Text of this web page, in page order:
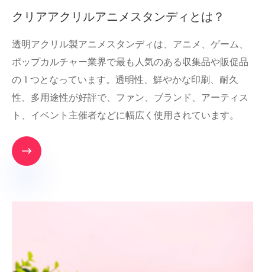
クリアアクリルアニメスタンディとは？
透明アクリル製アニメスタンディは、アニメ、ゲーム、
ポップカルチャー業界で最も人気のある収集品や販促品
の 1 つとなっています。透明性、鮮やかな印刷、耐久
性、多用途性が好評で、ファン、ブランド、アーティス
ト、イベント主催者などに幅広く使用されています。
